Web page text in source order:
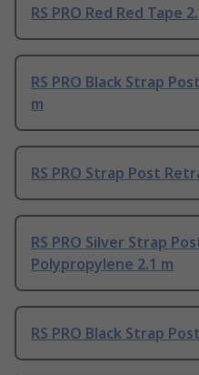
RS PRO Red Red Tape
RS PRO Black Strap
m
RS PRO Strap Post
RS PRO Silver Strap
Polypropylene 2.1 m
RS PRO Black Strap